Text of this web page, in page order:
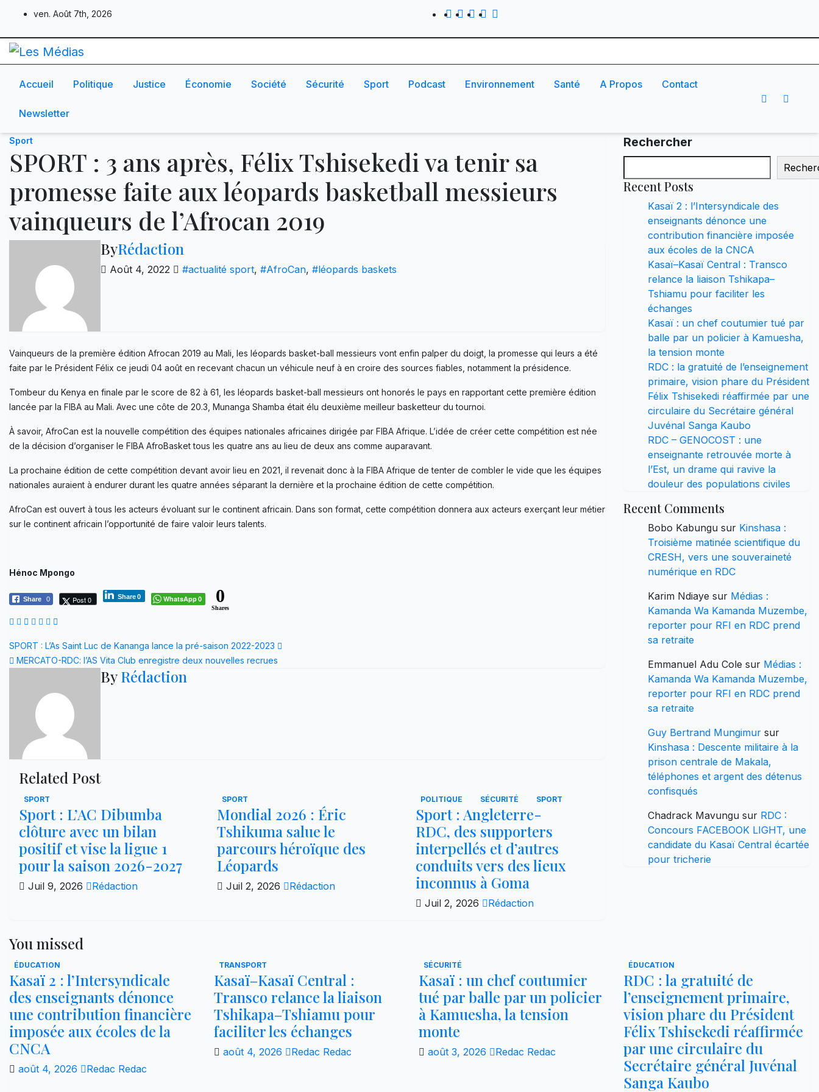
content
ven. Août 7th, 2026
Accueil Politique Justice Économie Société Sécurité Sport Podcast Environnement Santé A Propos Contact
Newsletter
Sport
SPORT : 3 ans après, Félix Tshisekedi va tenir sa
promesse faite aux léopards basketball messieurs
vainqueurs de l’Afrocan 2019
ByRédaction
Août 4, 2022 #actualité sport, #AfroCan, #léopards baskets
Vainqueurs de la première édition Afrocan 2019 au Mali, les léopards basket-ball messieurs vont enfin palper du doigt, la promesse qui leurs a été
faite par le Président Félix ce jeudi 04 août en recevant chacun un véhicule neuf à en croire des sources fiables, notamment la présidence.
Tombeur du Kenya en finale par le score de 82 à 61, les léopards basket-ball messieurs ont honorés le pays en rapportant cette première édition
lancée par la FIBA au Mali. Avec une côte de 20.3, Munanga Shamba était élu deuxième meilleur basketteur du tournoi.
À savoir, AfroCan est la nouvelle compétition des équipes nationales africaines dirigée par FIBA ​​Afrique. L’idée de créer cette compétition est née
de la décision d’organiser le FIBA ​​AfroBasket tous les quatre ans au lieu de deux ans comme auparavant.
La prochaine édition de cette compétition devant avoir lieu en 2021, il revenait donc à la FIBA ​​Afrique de tenter de combler le vide que les équipes
nationales auraient à endurer durant les quatre années séparant la dernière et la prochaine édition de cette compétition.
AfroCan est ouvert à tous les acteurs évoluant sur le continent africain. Dans son format, cette compétition donnera aux acteurs exerçant leur métier
sur le continent africain l’opportunité de faire valoir leurs talents.
Hénoc Mpongo
Share 0 Post 0 Share0 WhatsApp0 0
Shares
Navigation
de
l’article
SPORT : L’As Saint Luc de Kananga lance la pré-saison 2022-2023
MERCATO-RDC: l’AS Vita Club enregistre deux nouvelles recrues
ByRédaction
Related Post
SPORT
Sport : L’AC Dibumba
clôture avec un bilan
positif et vise la ligue 1
pour la saison 2026-2027
Juil 9, 2026 Rédaction
SPORT
Mondial 2026 : Éric
Tshikuma salue le
parcours héroïque des
Léopards
Juil 2, 2026 Rédaction
POLITIQUE SÉCURITÉ SPORT
Sport : Angleterre-
RDC, des supporters
interpellés et d’autres
conduits vers des lieux
inconnus à Goma
Juil 2, 2026 Rédaction
Rechercher
Recent Posts
Kasaï 2 : l’Intersyndicale des
enseignants dénonce une
contribution financière imposée
aux écoles de la CNCA
Kasaï–Kasaï Central : Transco
relance la liaison Tshikapa–
Tshiamu pour faciliter les
échanges
Kasaï : un chef coutumier tué par
balle par un policier à Kamuesha,
la tension monte
RDC : la gratuité de l’enseignement
primaire, vision phare du Président
Félix Tshisekedi réaffirmée par une
circulaire du Secrétaire général
Juvénal Sanga Kaubo
RDC – GENOCOST : une
enseignante retrouvée morte à
l’Est, un drame qui ravive la
douleur des populations civiles
Recent Comments
Bobo Kabungu sur Kinshasa :
Troisième matinée scientifique du
CRESH, vers une souveraineté
numérique en RDC
Karim Ndiaye sur Médias :
Kamanda Wa Kamanda Muzembe,
reporter pour RFI en RDC prend
sa retraite
Emmanuel Adu Cole sur Médias :
Kamanda Wa Kamanda Muzembe,
reporter pour RFI en RDC prend
sa retraite
Guy Bertrand Mungimur sur
Kinshasa : Descente militaire à la
prison centrale de Makala,
téléphones et argent des détenus
confisqués
Chadrack Mavungu sur RDC :
Concours FACEBOOK LIGHT, une
candidate du Kasaï Central écartée
pour tricherie
You missed
ÉDUCATION
Kasaï 2 : l’Intersyndicale
des enseignants dénonce
une contribution financière
imposée aux écoles de la
CNCA
août 4, 2026 Redac Redac
TRANSPORT
Kasaï–Kasaï Central :
Transco relance la liaison
Tshikapa–Tshiamu pour
faciliter les échanges
août 4, 2026 Redac Redac
SÉCURITÉ
Kasaï : un chef coutumier
tué par balle par un policier
à Kamuesha, la tension
monte
août 3, 2026 Redac Redac
ÉDUCATION
RDC : la gratuité de
l’enseignement primaire,
vision phare du Président
Félix Tshisekedi réaffirmée
par une circulaire du
Secrétaire général Juvénal
Sanga Kaubo